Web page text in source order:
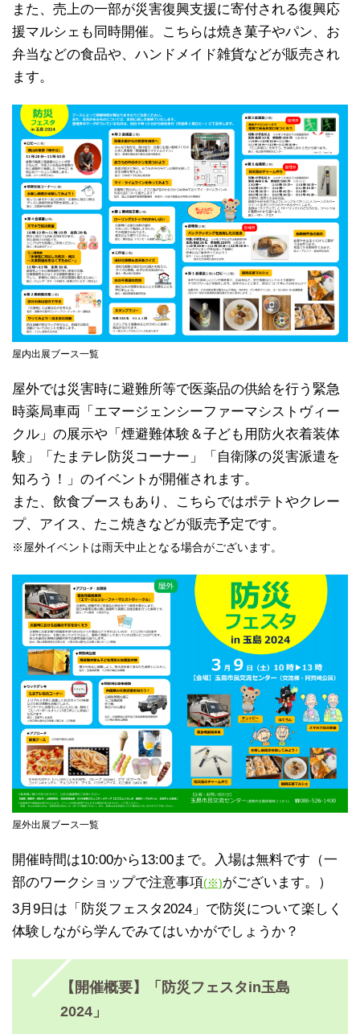
また、売上の一部が災害復興支援に寄付される復興応
援マルシェも同時開催。こちらは焼き菓子やパン、お
弁当などの食品や、ハンドメイド雑貨などが販売され
ます。
屋内出展ブース一覧
屋外では災害時に避難所等で医薬品の供給を行う緊急
時薬局車両「エマージェンシーファーマシストヴィー
クル」の展示や「煙避難体験＆子ども用防火衣着装体
験」「たまテレ防災コーナー」「自衛隊の災害派遣を
知ろう！」のイベントが開催されます。
また、飲食ブースもあり、こちらではポテトやクレー
プ、アイス、たこ焼きなどが販売予定です。
※屋外イベントは雨天中止となる場合がございます。
屋外出展ブース一覧
開催時間は10:00から13:00まで。入場は無料です（一
部のワークショップで注意事項(※)がございます。）
3月9日は「防災フェスタ2024」で防災について楽しく
体験しながら学んでみてはいかがでしょうか？
【開催概要】「防災フェスタin玉島
2024」